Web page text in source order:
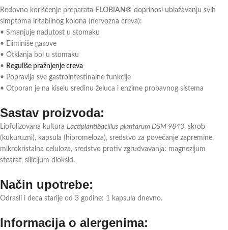
Redovno korišćenje preparata FLOBIAN® doprinosi ublažavanju svih
simptoma iritabilnog kolona (nervozna creva):
• Smanjuje nadutost u stomaku
• Eliminiše gasove
• Otklanja bol u stomaku
• Reguliše pražnjenje creva
• Popravlja sve gastrointestinalne funkcije
• Otporan je na kiselu sredinu želuca i enzime probavnog sistema
Sastav proizvoda:
Liofolizovana kultura Lactiplantibacillus plantarum DSM 9843, skrob
(kukuruzni), kapsula (hipromeloza), sredstvo za povećanje zapremine,
mikrokristalna celuloza, sredstvo protiv zgrudvavanja: magnezijum
stearat, silicijum dioksid.
Način upotrebe:
Odrasli i deca starije od 3 godine: 1 kapsula dnevno.
Informacija o alergenima: